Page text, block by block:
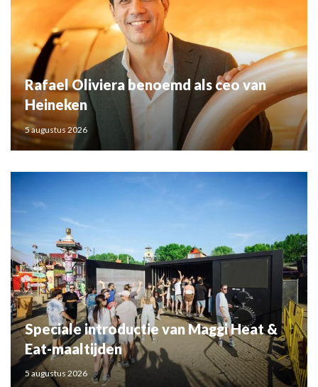
Rafael Oliviera benoemd als ceo van
Heineken
5 augustus 2026
Speciale introductie van Maggi Heat &
Eat-maaltijden
5 augustus 2026